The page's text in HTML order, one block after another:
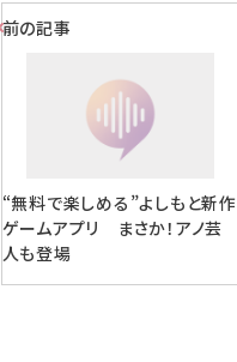
前の記事
“無料で楽しめる”よしもと新作
ゲームアプリ まさか！アノ芸
人も登場